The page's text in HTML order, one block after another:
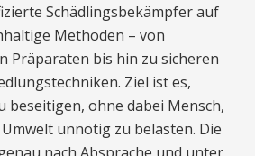
Schädlingsbekämpfer auf
Methoden – von
Präparaten bis hin zu sicheren
Ziel ist es,
beseitigen, ohne dabei Mensch,
unnötig zu belasten. Die